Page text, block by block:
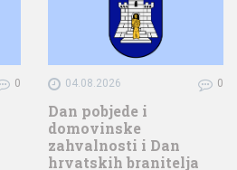
0 04.08.2026 0
Dan pobjede i
domovinske
zahvalnosti i Dan
hrvatskih branitelja